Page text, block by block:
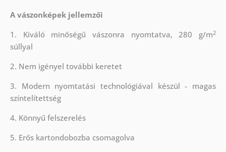
A vászonképek jellemzői
1. Kiváló minőségű vászonra nyomtatva, 280 g/m2
súllyal
2. Nem igényel további keretet
3. Modern nyomtatási technológiával készül - magas
színtelítettség
4. Könnyű felszerelés
5. Erős kartondobozba csomagolva